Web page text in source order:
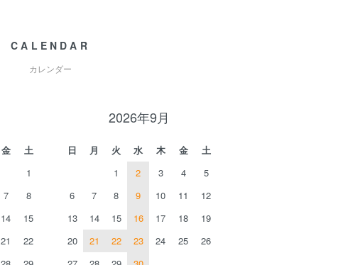
CALENDAR
カレンダー
金
土
1
7
8
14
15
21
22
2026年9月
日 月 火 水 木 金
土
1
2 3 4
5
6
7 8 9 10 11
12
13
14 15 16 17 18
19
20
21 22 23 24 25
26